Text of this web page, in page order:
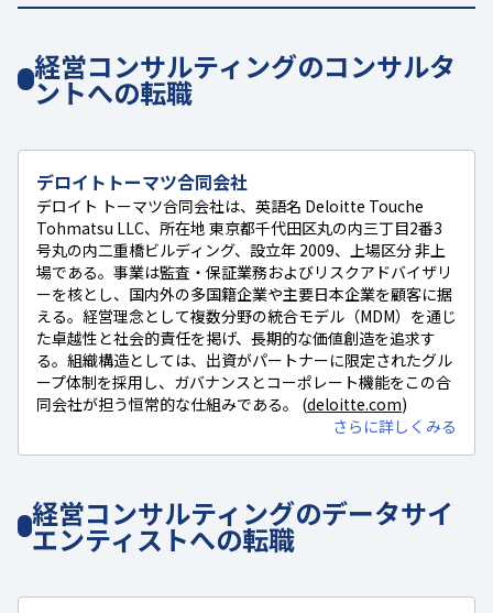
経営コンサルティングのコンサルタ
ントへの転職
デロイトトーマツ合同会社
デロイト トーマツ合同会社は、英語名 Deloitte Touche
Tohmatsu LLC、所在地 東京都千代田区丸の内三丁目2番3
号丸の内二重橋ビルディング、設立年 2009、上場区分 非上
場である。事業は監査・保証業務およびリスクアドバイザリ
ーを核とし、国内外の多国籍企業や主要日本企業を顧客に据
える。経営理念として複数分野の統合モデル（MDM）を通じ
た卓越性と社会的責任を掲げ、長期的な価値創造を追求す
る。組織構造としては、出資がパートナーに限定されたグル
ープ体制を採用し、ガバナンスとコーポレート機能をこの合
同会社が担う恒常的な仕組みである。 (deloitte.com)
さらに詳しくみる
経営コンサルティングのデータサイ
エンティストへの転職